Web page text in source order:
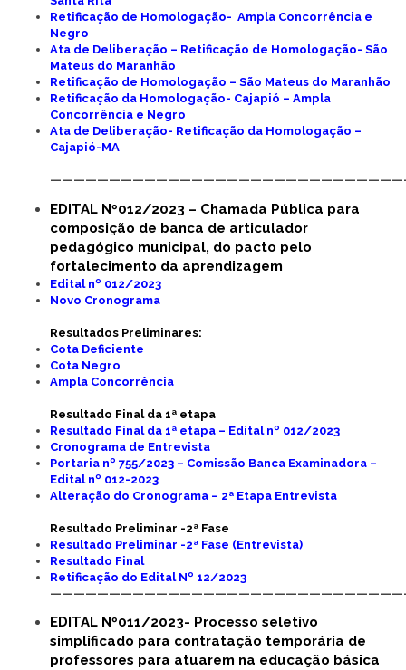
Retificação de Homologação- Ampla Concorrência e
Negro
Ata de Deliberação – Retificação de Homologação- São
Mateus do Maranhão
Retificação de Homologação – São Mateus do Maranhão
Retificação da Homologação- Cajapió – Ampla
Concorrência e Negro
Ata de Deliberação- Retificação da Homologação –
Cajapió-MA
EDITAL Nº012/2023 – Chamada Pública para
composição de banca de articulador
pedagógico municipal, do pacto pelo
fortalecimento da aprendizagem
Edital nº 012/2023
Novo Cronograma
Resultados Preliminares:
Cota Deficiente
Cota Negro
Ampla Concorrência
Resultado Final da 1ª etapa
Resultado Final da 1ª etapa – Edital nº 012/2023
Cronograma de Entrevista
Portaria nº 755/2023 – Comissão Banca Examinadora –
Edital nº 012-2023
Alteração do Cronograma – 2ª Etapa Entrevista
Resultado Preliminar -2ª Fase
Resultado Preliminar -2ª Fase (Entrevista)
Resultado Final
Retificação do Edital Nº 12/2023
EDITAL Nº011/2023- Processo seletivo
simplificado para contratação temporária de
professores para atuarem na educação básica